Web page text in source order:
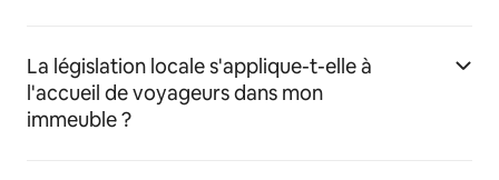
La législation locale s'applique-t-elle à
l'accueil de voyageurs dans mon
immeuble ?